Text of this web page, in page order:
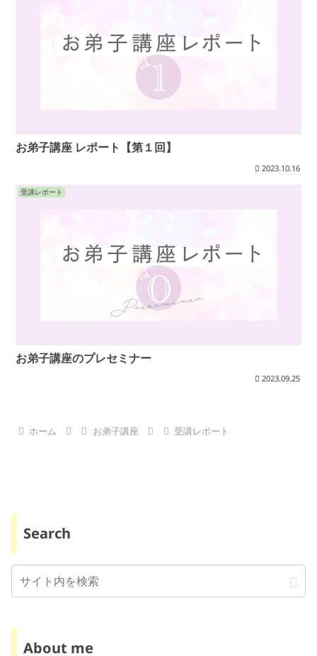
お弟子講座 レポート【第１回】
2023.10.16
受講レポート
お弟子講座のプレセミナー
2023.09.25
ホーム お弟子講座 受講レポート
Search
About me